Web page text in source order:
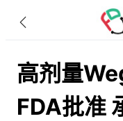
高剂量
FDA批准